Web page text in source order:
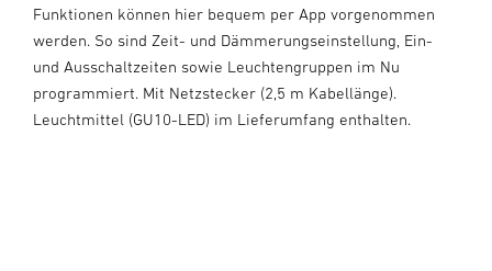
Funktionen können hier bequem per App vorgenommen
werden. So sind Zeit- und Dämmerungseinstellung, Ein-
und Ausschaltzeiten sowie Leuchtengruppen im Nu
programmiert. Mit Netzstecker (2,5 m Kabellänge).
Leuchtmittel (GU10-LED) im Lieferumfang enthalten.